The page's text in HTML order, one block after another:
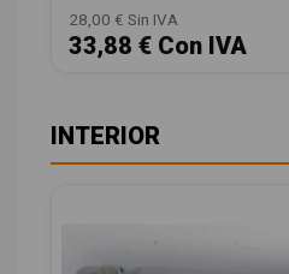
28,00 € Sin IVA
33,88 € Con IVA
INTERIOR